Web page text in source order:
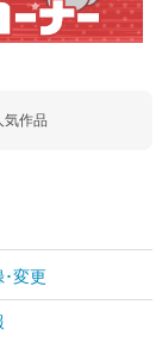
気作品
･変更